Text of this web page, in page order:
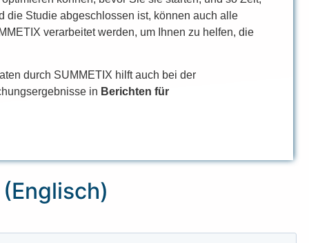
die Studie abgeschlossen ist, können auch alle
verarbeitet werden, um Ihnen zu helfen, die
durch SUMMETIX hilft auch bei der
in Berichten für